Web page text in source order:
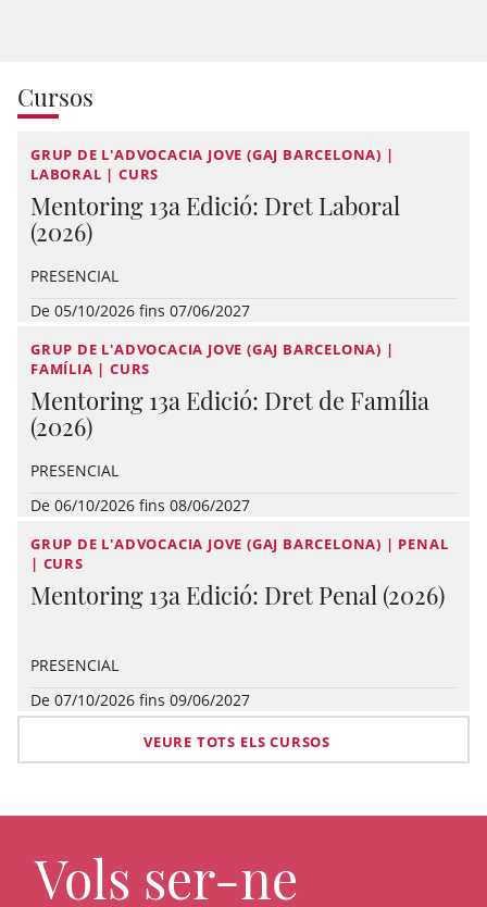
Cursos
GRUP DE L'ADVOCACIA JOVE (GAJ BARCELONA) |
LABORAL | CURS
Mentoring 13a Edició: Dret Laboral
(2026)
PRESENCIAL
De 05/10/2026 fins 07/06/2027
GRUP DE L'ADVOCACIA JOVE (GAJ BARCELONA) |
FAMÍLIA | CURS
Mentoring 13a Edició: Dret de Família
(2026)
PRESENCIAL
De 06/10/2026 fins 08/06/2027
GRUP DE L'ADVOCACIA JOVE (GAJ BARCELONA) | PENAL
| CURS
Mentoring 13a Edició: Dret Penal (2026)
PRESENCIAL
De 07/10/2026 fins 09/06/2027
VEURE TOTS ELS CURSOS
Vols ser-ne